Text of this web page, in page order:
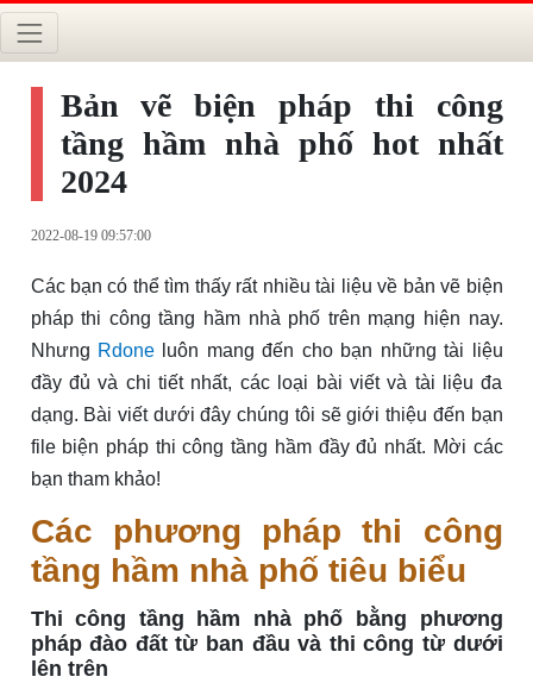
Bản vẽ biện pháp thi công
tầng hầm nhà phố hot nhất
2024
2022-08-19 09:57:00
Các bạn có thể tìm thấy rất nhiều tài liệu về bản vẽ biện
pháp thi công tầng hầm nhà phố trên mạng hiện nay.
Nhưng Rdoneluôn mang đến cho bạn những tài liệu
đầy đủ và chi tiết nhất, các loại bài viết và tài liệu đa
dạng. Bài viết dưới đây chúng tôi sẽ giới thiệu đến bạn
file biện pháp thi công tầng hầm đầy đủ nhất. Mời các
bạn tham khảo!
Các phương pháp thi công
tầng hầm nhà phố tiêu biểu
Thi công tầng hầm nhà phố bằng phương
pháp đào đất từ ban đầu và thi công từ dưới
lên trên